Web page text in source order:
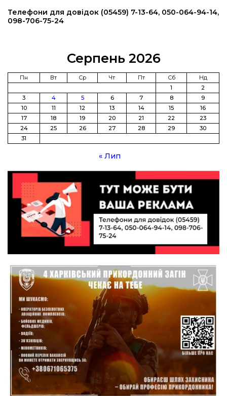
14:37
21 лип
Захищав кордон до останнього подиху:
пам’яті полеглого прикордонника Олександра
Від штанги до «крил»: як спорт і характер
колишнього паверліфтера гартують перемогу
11:19
21 лип
На щиті повертається додому:
Краснопільська громада втратила 27-річного
Захисника Сергія Балабаєнка
11:00
19 лип
Музей, який був частиною життя
10:49
19 лип
Інтелектуальні злети та творчі перемоги:
історія успіху випускниці Вікторії Кондратенко
10:40
19 лип
Вірний присязі до останнього подиху:
підтримайте петицію про присвоєння звання
«Герой України» (посмертно) прикордоннику
Олександру Бойку
20:34
17 лип
Кохання попри все: як українці створюють сім’ї
13:52
15 лип
І волейбол, і хімія на “відмінно”: неймовірна
історія успіху випускниці з Краснопілля
Анастасії Гонтар
13:27
15 лип
НБУ вводить нову банкноту 2 000 грн із
портретом легендарного українця: що
зміниться для наших гаманців
13:22
Гаманець у шоці: які продукти в Україні різко
подешевшали, а за що доведеться платити
більше?
Телефони для довідок (05459) 7-13-64, 050-064-94-14,
098-706-75-24
Серпень 2026
Пн Вт Ср Чт Пт Сб
Нд
1
2
3
4 5 6 7 8
9
10
11 12 13 14 15
16
17
18 19 20 21 22
23
24
25 26 27 28 29
30
31
« Лип